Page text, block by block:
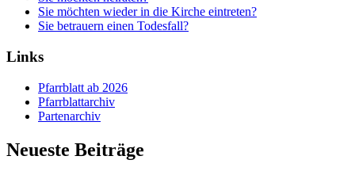
Sie möchten wieder in die Kirche eintreten?
Sie betrauern einen Todesfall?
Links
Pfarrblatt ab 2026
Pfarrblattarchiv
Partenarchiv
Neueste Beiträge